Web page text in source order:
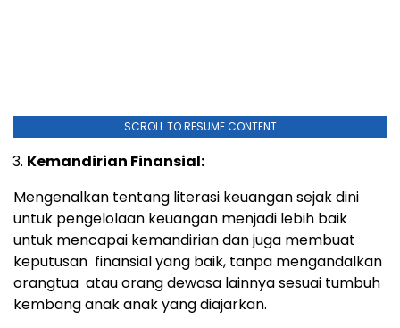
SCROLL TO RESUME CONTENT
Kemandirian Finansial:
Mengenalkan tentang literasi keuangan sejak dini
untuk pengelolaan keuangan menjadi lebih baik
untuk mencapai kemandirian dan juga membuat
keputusan finansial yang baik, tanpa mengandalkan
orangtua atau orang dewasa lainnya sesuai tumbuh
kembang anak anak yang diajarkan.